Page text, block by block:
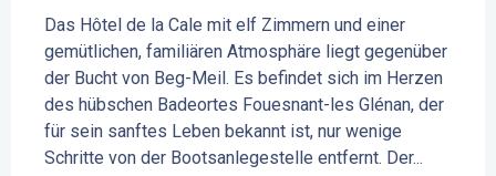
Das Hôtel de la Cale mit elf Zimmern und einer
gemütlichen, familiären Atmosphäre liegt gegenüber
der Bucht von Beg-Meil. Es befindet sich im Herzen
des hübschen Badeortes Fouesnant-les Glénan, der
für sein sanftes Leben bekannt ist, nur wenige
Schritte von der Bootsanlegestelle entfernt. Der...